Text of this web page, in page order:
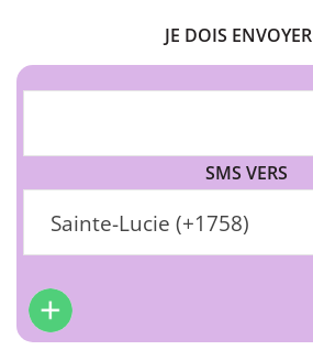
JE DOIS ENVOYER
SMS VERS
Sainte-Lucie (+1758)